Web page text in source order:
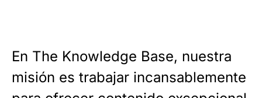
En The Knowledge Base, nuestra
misión es trabajar incansablemente